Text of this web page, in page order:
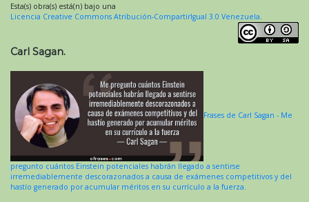
Esta(s) obra(s) está(n) bajo una
Licencia Creative Commons Atribución-CompartirIgual 3.0 Venezuela
Carl Sagan.
Frases de Carl Sagan - Me
pregunto cuántos Einstein potenciales habrán llegado a sentirse
irremediablemente descorazonados a causa de exámenes competitivos y del
hastío generado por acumular méritos en su currículo a la fuerza.